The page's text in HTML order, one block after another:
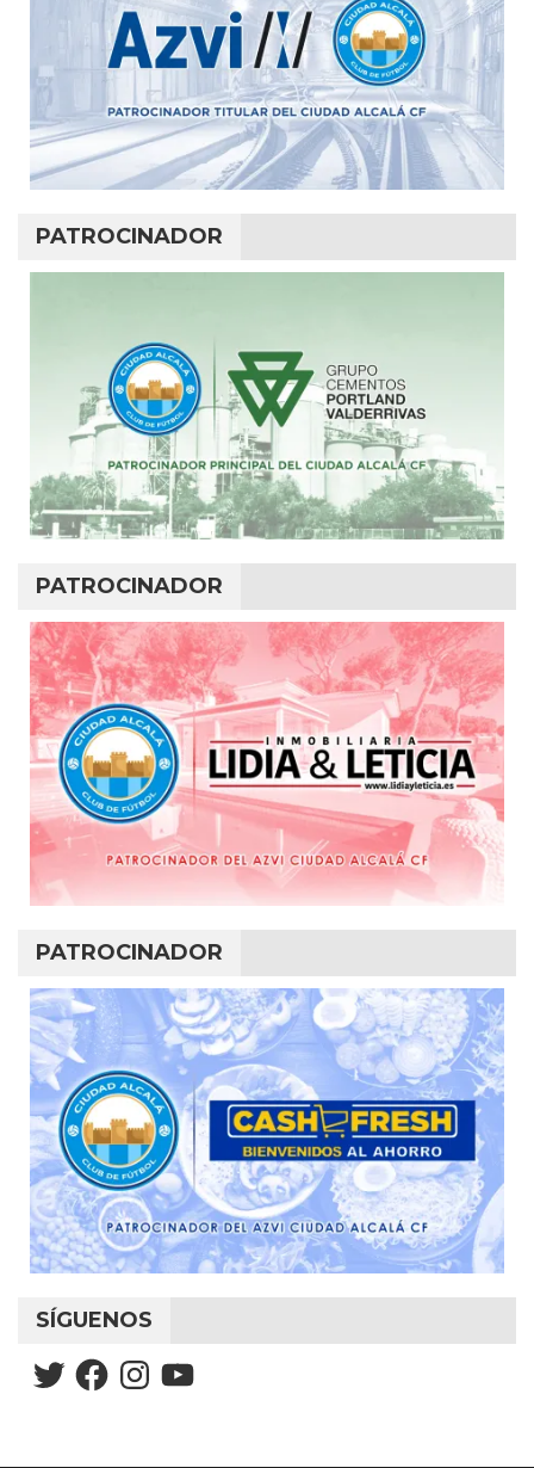
PATROCINADOR
PATROCINADOR
PATROCINADOR
SÍGUENOS
TwitterFacebookInstagramYouTube